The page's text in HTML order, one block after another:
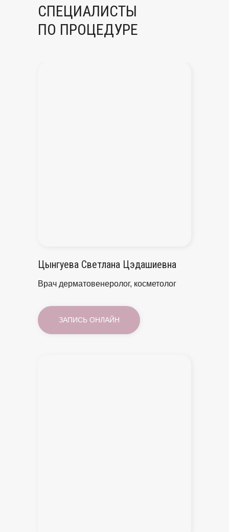
СПЕЦИАЛИСТЫ
ПО ПРОЦЕДУРЕ
Цынгуева Светлана Цэдашиевна
Врач дерматовенеролог, косметолог
ЗАПИСЬ ОНЛАЙН